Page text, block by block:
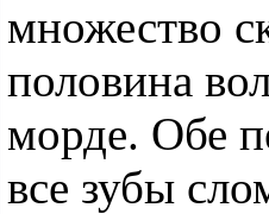
множество
половина
морде. Обе
все зубы